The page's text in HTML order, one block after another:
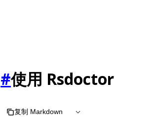
#使用 Rsdoctor
复制 Markdown